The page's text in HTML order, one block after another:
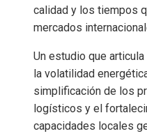
calidad y los tiempos
mercados
Un estudio que
la volatilidad
simplificación de los
logísticos y el
capacidades locales